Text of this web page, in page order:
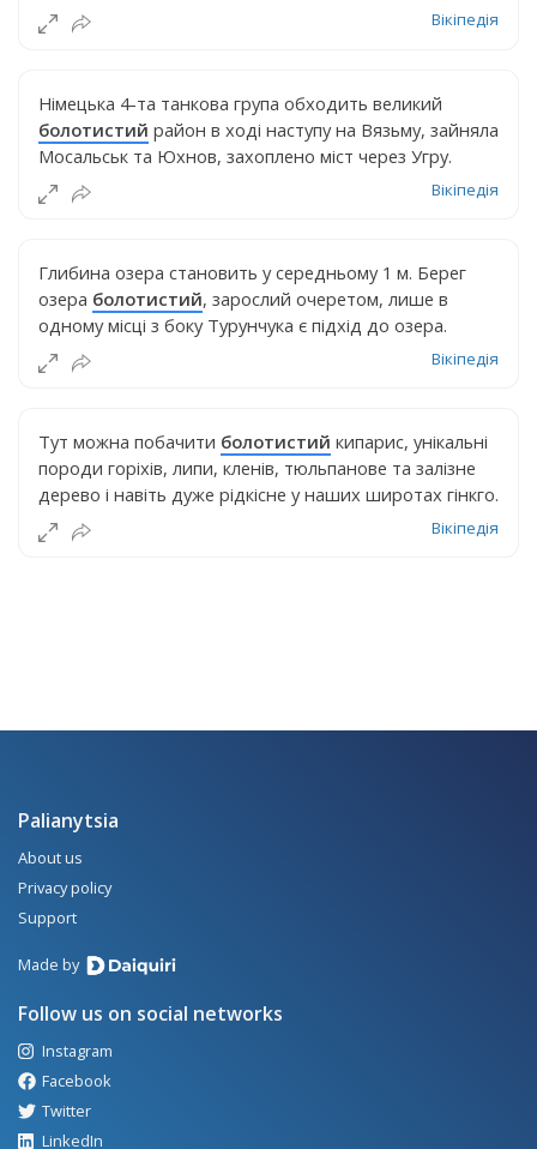
Вікіпедія
Німецька 4-та танкова група обходить великий
болотистий район в ході наступу на Вязьму, зайняла
Мосальськ та Юхнов, захоплено міст через Угру.
Вікіпедія
Глибина озера становить у середньому 1 м. Берег
озера болотистий, зарослий очеретом, лише в
одному місці з боку Турунчука є підхід до озера.
Вікіпедія
Тут можна побачити болотистий кипарис, унікальні
породи горіхів, липи, кленів, тюльпанове та залізне
дерево і навіть дуже рідкісне у наших широтах гінкго.
Вікіпедія
Palianytsia
About us
Privacy policy
Support
Made by
Follow us on social networks
Instagram
Facebook
Twitter
LinkedIn